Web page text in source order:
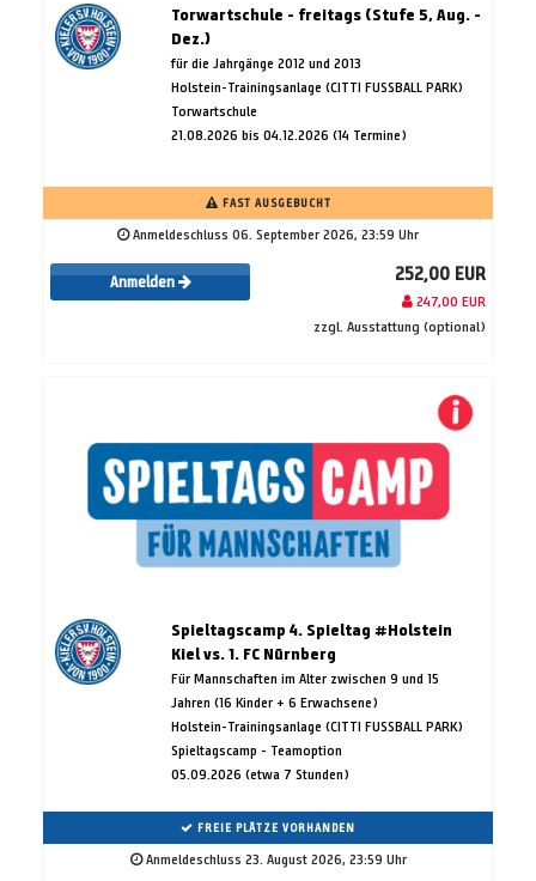
Torwartschule - freitags (Stufe 5, Aug. -
Dez.)
für die Jahrgänge 2012 und 2013
Holstein-Trainingsanlage (CITTI FUSSBALL PARK)
Torwartschule
21.08.2026 bis 04.12.2026 (14 Termine)
FAST AUSGEBUCHT
Anmeldeschluss 06. September 2026, 23:59 Uhr
Anmelden 252,00 EUR
247,00 EUR
zzgl. Ausstattung (optional)
Spieltagscamp 4. Spieltag #Holstein
Kiel vs. 1. FC Nürnberg
Für Mannschaften im Alter zwischen 9 und 15
Jahren (16 Kinder + 6 Erwachsene)
Holstein-Trainingsanlage (CITTI FUSSBALL PARK)
Spieltagscamp - Teamoption
05.09.2026 (etwa 7 Stunden)
FREIE PLÄTZE VORHANDEN
Anmeldeschluss 23. August 2026, 23:59 Uhr